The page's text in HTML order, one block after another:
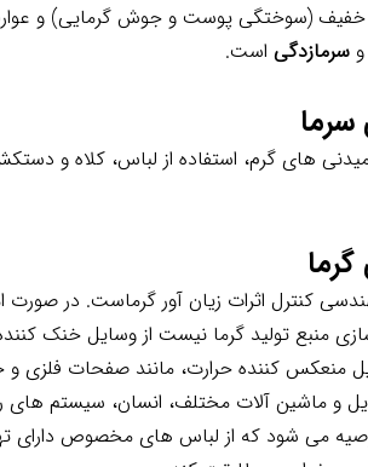
خفیف (سوختگی پوست و جوش گرمایی) و
وسرمازدگی است.
های گرم، استفاده از لباس، کلاه و
کنترل اثرات زیان آور گرماست. در صورت
منبع تولید گرما نیست از وسایل خنک
منعکس کننده حرارت، مانند صفحات فلزی
و ماشین آلات مختلف، انسان، سیستم
می شود که از لباس های مخصوص دارای